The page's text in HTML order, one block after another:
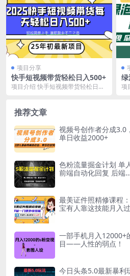
项目分享
快手短视频带货轻松日入500+
项目介绍 快手短视频带货轻松日入
绿
式
项
推荐文章
视频号创作者分成3.0
单日收益2000+
色粉流量掘金计划 单
前端自动化回复 后端…
最美证件照精修课程
宝有人靠这技能月入
一部手机月入12000+
目——人性的弱点！
今日头条5.0最新暴利